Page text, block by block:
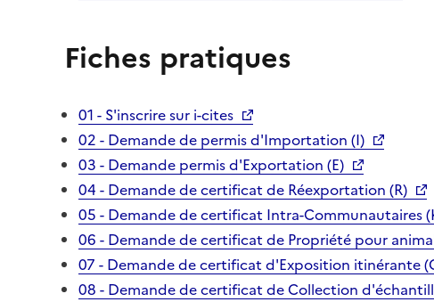
Fiches pratiques
01 - S'inscrire sur i-cites
02 - Demande de permis d'Importation (I)
03 - Demande permis d'Exportation (E)
04 - Demande de certificat de Réexportation (R)
05 - Demande de certificat Intra-Communautaires
06 - Demande de certificat de Propriété pour
07 - Demande de certificat d'Exposition itinérante
08 - Demande de certificat de Collection